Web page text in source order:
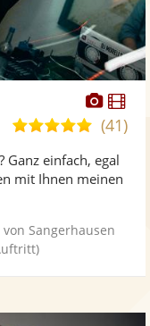
Fotos
5,0
5
(41)
Ganz einfach, egal
mit Ihnen meinen
von Sangerhausen